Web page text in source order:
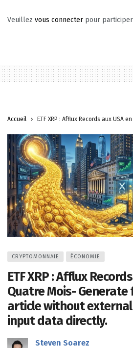
Veuillez vous connecter pour
Accueil ETF XRP : Afflux Records aux
CRYPTOMONNAIE ÉCONOMIE
ETF XRP : Afflux
Quatre Mois- Generate
article without
input data directly.
Steven Soarez